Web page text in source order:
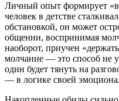
Личный опыт формирует
человек в детстве
обстановкой, он может
общении, воспринимая
наоборот, приучен
молчание — это способ не
один будет тянуть на
— в логике своей